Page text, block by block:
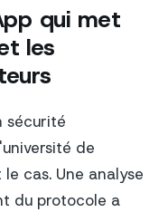
qui met
les
sécurité
de
cas. Une analyse
du protocole a